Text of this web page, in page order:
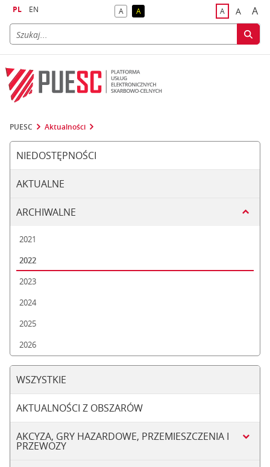
PL EN Akontrast domyślny
Akontrast żółty tekst na czarnym tle
Adomyślna
A A
PUESC Aktualności
NIEDOSTĘPNOŚCI
AKTUALNE
ARCHIWALNE
2021
2022
2023
2024
2025
2026
WSZYSTKIE
AKTUALNOŚCI Z OBSZARÓW
AKCYZA, GRY HAZARDOWE, PRZEMIESZCZENIA I
PRZEWOZY